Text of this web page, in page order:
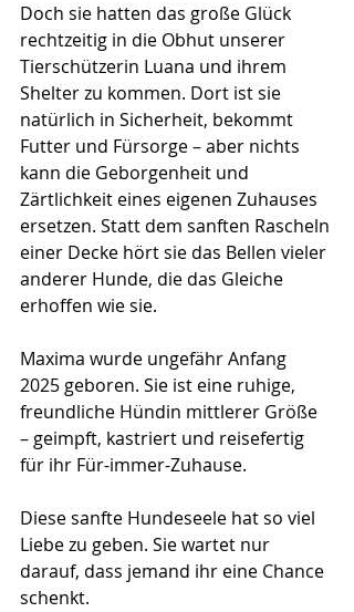
Doch sie hatten das große Glück
rechtzeitig in die Obhut unserer
Tierschützerin Luana und ihrem
Shelter zu kommen. Dort ist sie
natürlich in Sicherheit, bekommt
Futter und Fürsorge – aber nichts
kann die Geborgenheit und
Zärtlichkeit eines eigenen Zuhauses
ersetzen. Statt dem sanften Rascheln
einer Decke hört sie das Bellen vieler
anderer Hunde, die das Gleiche
erhoffen wie sie.
Maxima wurde ungefähr Anfang
2025 geboren. Sie ist eine ruhige,
freundliche Hündin mittlerer Größe
– geimpft, kastriert und reisefertig
für ihr Für-immer-Zuhause.
Diese sanfte Hundeseele hat so viel
Liebe zu geben. Sie wartet nur
darauf, dass jemand ihr eine Chance
schenkt.